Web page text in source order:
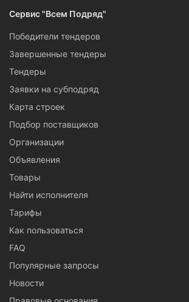
Сервис "Всем Подряд"
Победители тендеров
Завершенные тендеры
Тендеры
Заявки на субподряд
Карта строек
Подбор поставщиков
Организации
Объявления
Товары
Найти исполнителя
Тарифы
Как пользоваться
FAQ
Популярные запросы
Новости